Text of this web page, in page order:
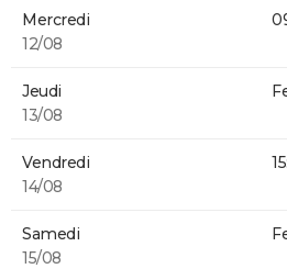
Mercredi
12/08
Jeudi
13/08
Vendredi
14/08
Samedi
15/08